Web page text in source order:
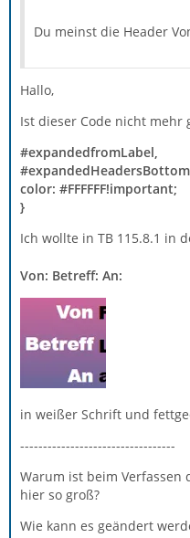
Du meinst die Header
Hallo,
Ist dieser Code nicht mehr
#expandedfromLabel,
color: #FFFFFF!important;
}
Ich wollte in TB 115.8.1 in
Von: Betreff: An:
in weißer Schrift und
----------------------------------
Warum ist beim Verfassen
hier so groß?
Wie kann es geändert